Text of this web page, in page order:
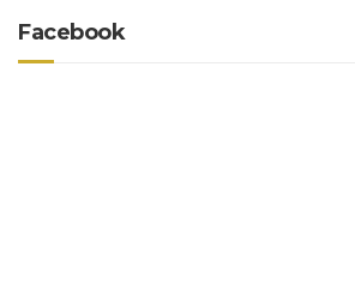
Facebook